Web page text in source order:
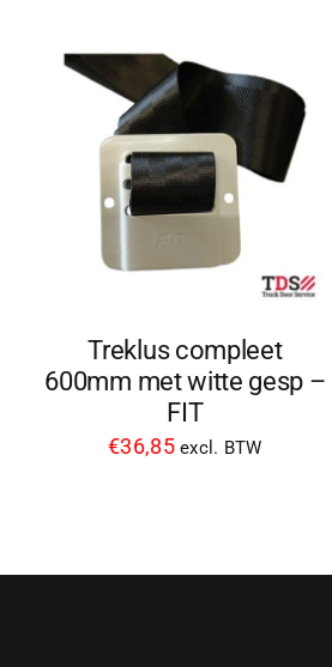
Treklus compleet
600mm met witte gesp –
FIT
€36,85 excl. BTW